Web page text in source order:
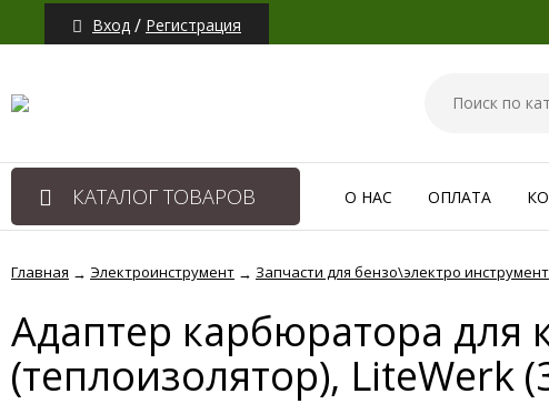
Вход / Регистрация
КАТАЛОГ ТОВАРОВ О НАС ОПЛАТА
Главная → Электроинструмент → Запчасти для бензо\электро
Адаптер карбюратора для
(теплоизолятор), LiteWerk